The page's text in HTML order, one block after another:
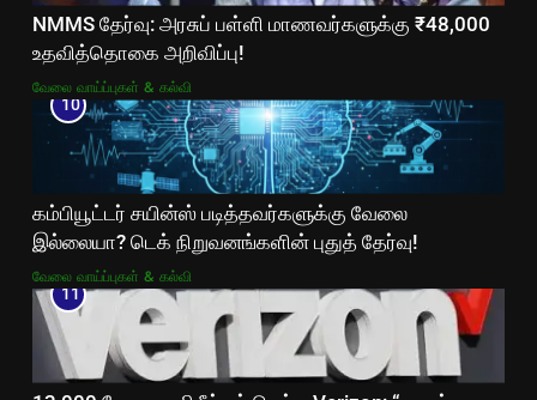
NMMS தேர்வு: அரசுப் பள்ளி மாணவர்களுக்கு ₹48,000
உதவித்தொகை அறிவிப்பு!
வேலை வாய்ப்புகள் & கல்வி
10
கம்பியூட்டர் சயின்ஸ் படித்தவர்களுக்கு வேலை
இல்லையா? டெக் நிறுவனங்களின் புதுத் தேர்வு!
வேலை வாய்ப்புகள் & கல்வி
11